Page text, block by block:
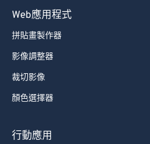
Web應用程式
拼貼畫製作器
影像調整器
裁切影像
顏色選擇器
行動應用